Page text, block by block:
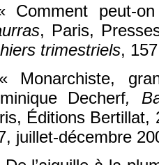
Comment peut-
, Paris,
trimestriels,
Monarchiste,
Decherf,
Éditions
juillet-décembre